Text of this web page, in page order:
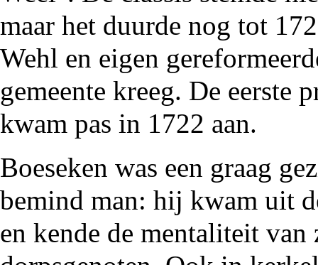
maar het duurde nog tot
Wehl en eigen
gemeente kreeg. De eerste
kwam pas in 1722 aan.
Boeseken was een graag
bemind man: hij kwam uit
en kende de mentaliteit van